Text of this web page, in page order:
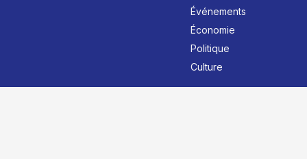
Événements
Économie
Politique
Culture